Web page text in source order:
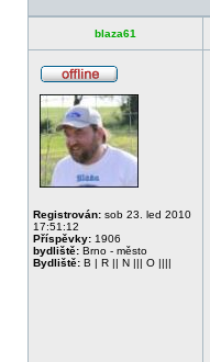
blaza61
Registrován: sob 23. led 2010
17:51:12
Příspěvky: 1906
bydliště: Brno - město
Bydliště: B | R || N ||| O ||||